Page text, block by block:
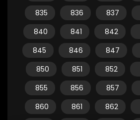
835
836 837
840
841 842
845
846 847
850
851 852
855
856 857
860
861 862